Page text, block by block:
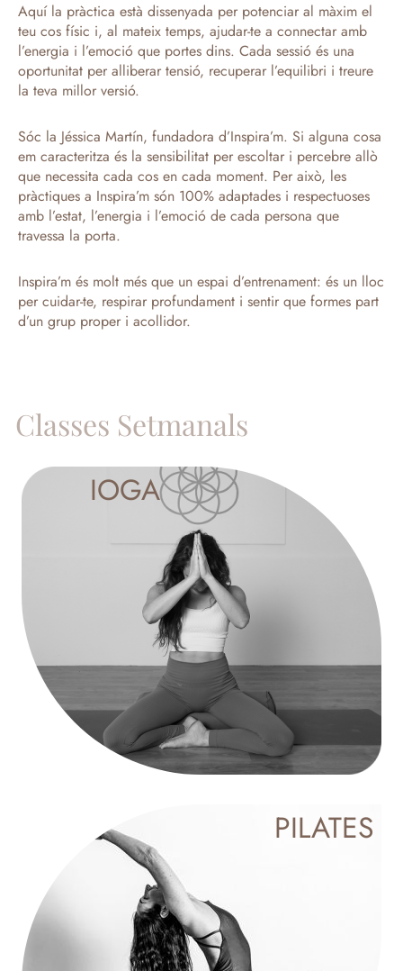
Aquí la pràctica està dissenyada per potenciar al màxim el
teu cos físic i, al mateix temps, ajudar-te a connectar amb
l’energia i l’emoció que portes dins. Cada sessió és una
oportunitat per alliberar tensió, recuperar l’equilibri i treure
la teva millor versió.
Sóc la Jéssica Martín, fundadora d’Inspira’m. Si alguna cosa
em caracteritza és la sensibilitat per escoltar i percebre allò
que necessita cada cos en cada moment. Per això, les
pràctiques a Inspira’m són 100% adaptades i respectuoses
amb l’estat, l’energia i l’emoció de cada persona que
travessa la porta.
Inspira’m és molt més que un espai d’entrenament: és un lloc
per cuidar-te, respirar profundament i sentir que formes part
d’un grup proper i acollidor.
IOGA
PILATES
Classes Setmanals